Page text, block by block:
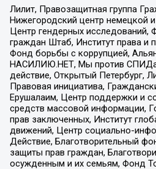
Лилит, Правозащитная группа
Нижегородский центр немецкой
Центр гендерных исследований,
граждан Штаб, Институт права и
Фонд борьбы с коррупцией,
НАСИЛИЮ.НЕТ, Мы против СПИДа,
действие, Открытый Петербург,
Правовая инициатива,
Ерушалаим, Центр поддержки и
средств массовой информации,
прав заключенных, Институт
движений, Центр социально-
Действие, Благотворительный
защиты прав граждан,
осужденным и их семьям, Фонд